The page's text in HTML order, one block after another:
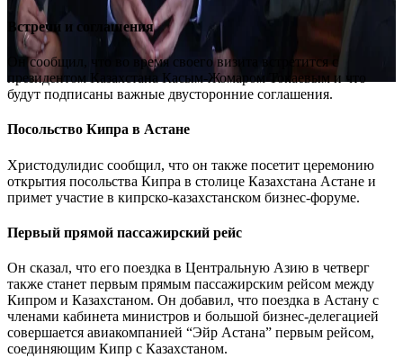
Встречи и соглашения
Он сообщил, что во время своего визита встретится с
президентом Казахстана Касым-Жомаром Токаевым и что
будут подписаны важные двусторонние соглашения.
Посольство Кипра в Астане
Христодулидис сообщил, что он также посетит церемонию
открытия посольства Кипра в столице Казахстана Астане и
примет участие в кипрско-казахстанском бизнес-форуме.
Первый прямой пассажирский рейс
Он сказал, что его поездка в Центральную Азию в четверг
также станет первым прямым пассажирским рейсом между
Кипром и Казахстаном. Он добавил, что поездка в Астану с
членами кабинета министров и большой бизнес-делегацией
совершается авиакомпанией “Эйр Астана” первым рейсом,
соединяющим Кипр с Казахстаном.